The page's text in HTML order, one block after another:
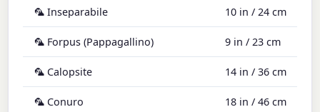
🦜 Inseparabile 10 in / 24 cm
🦜 Forpus (Pappagallino) 9 in / 23 cm
🦜 Calopsite 14 in / 36 cm
🦜 Conuro 18 in / 46 cm